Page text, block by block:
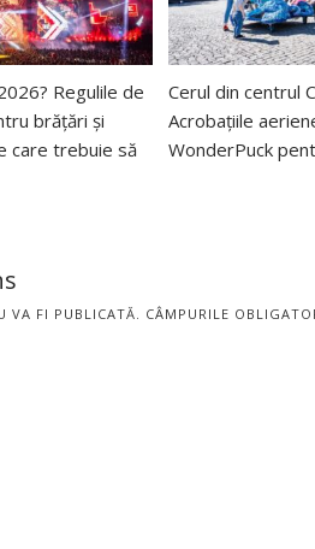
Regulile de
brățări și
care trebuie să
Cerul din centrul
Acrobațiile
WonderPuck
VA FI PUBLICATĂ. CÂMPURILE